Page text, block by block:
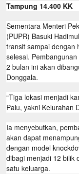
Tampung 14.400 KK
Sementara Menteri
(PUPR) Basuki
transit sampai dengan
selesai.
2 bulan ini akan
Donggala.
“Tiga lokasi menjadi
Palu, yakni Kelurahan
Ia menyebutkan,
akan dapat
dengan model
dibagi menjadi 12 bilik
satu keluarga.